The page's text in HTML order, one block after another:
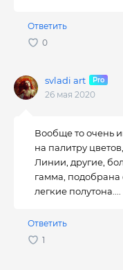
Ответить
svladi art
26 мая 2020
Вообще то очень
на палитру
Линии, другие,
гамма, подобрана
легкие полутона....
Ответить